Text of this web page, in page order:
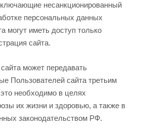
несанкционированный
персональных данных
могут иметь доступ только
сайта.
может передавать
Пользователей сайта третьим
необходимо в целях
их жизни и здоровью, а также в
законодательством РФ.